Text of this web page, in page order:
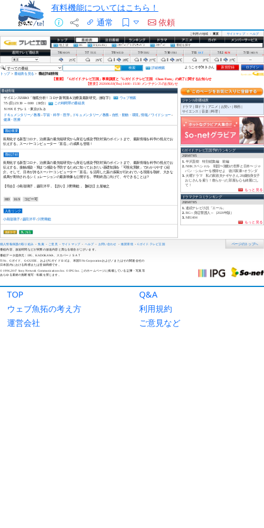
有料機能についてはこちら！
通常
依頼
TOP
Q&A
ウェブ魚拓の考え方
利用規約
運営会社
ご意見など